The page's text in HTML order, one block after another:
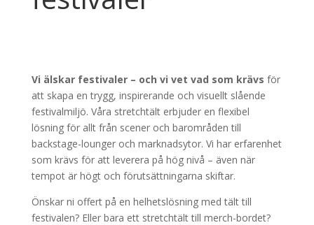
Vi älskar festivaler – och vi vet vad som krävs för
att skapa en trygg, inspirerande och visuellt slående
festivalmiljö. Våra stretchtält erbjuder en flexibel
lösning för allt från scener och barområden till
backstage-lounger och marknadsytor. Vi har erfarenhet
som krävs för att leverera på hög nivå – även när
tempot är högt och förutsättningarna skiftar.
Önskar ni offert på en helhetslösning med tält till
festivalen? Eller bara ett stretchtält till merch-bordet?